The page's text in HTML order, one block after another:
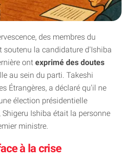
des membres du
soutenu la candidature d'Ishiba
ont exprimé des doutes
au sein du parti. Takeshi
Étrangères, a déclaré qu'il ne
élection présidentielle
Ishiba était la personne
ministre.
à la crise